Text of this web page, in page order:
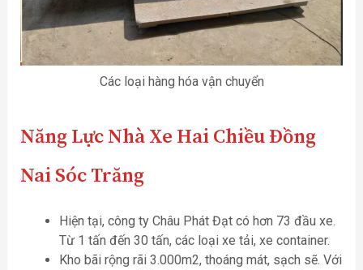
Các loại hàng hóa vận chuyển
Năng Lực Nhà Xe Hai Chiều Đồng
Nai Sóc Trăng
Hiện tại, công ty Châu Phát Đạt có hơn 73 đầu xe.
Từ 1 tấn đến 30 tấn, các loại xe tải, xe container.
Kho bãi rộng rãi 3.000m2, thoáng mát, sạch sẽ. Với